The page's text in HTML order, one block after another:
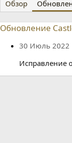
у
б
л
и
о
т
а
с
о
д
н
Обзор
Обновление
30 Июль 2022
Исправление